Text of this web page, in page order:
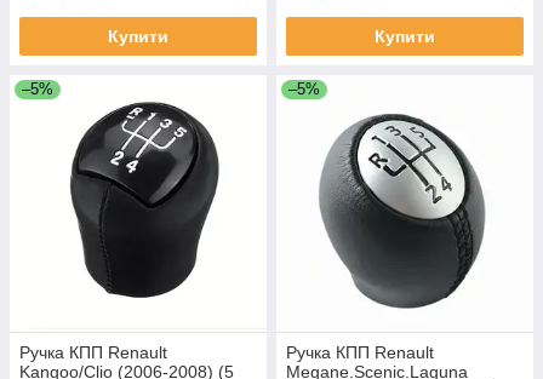
Купити Купити
–5%
Ручка КПП Renault
Kangoo/Clio (2006-2008) (5
–5%
Ручка КПП Renault
Megane.Scenic.Laguna